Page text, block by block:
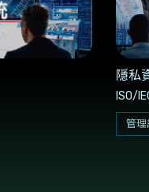
隱私
ISO/
管理